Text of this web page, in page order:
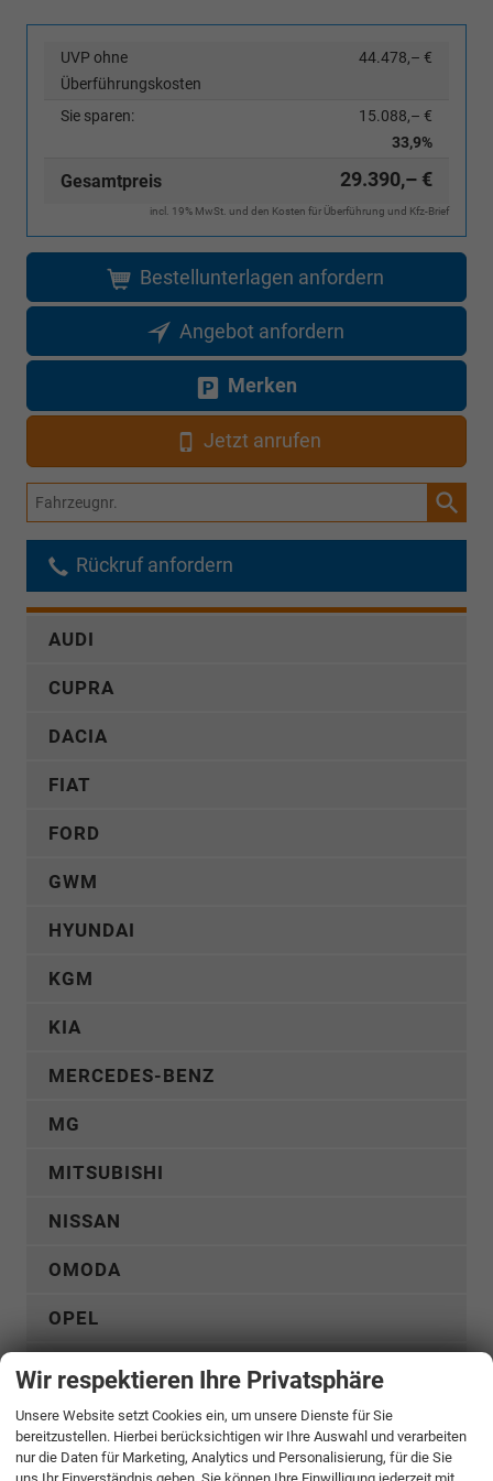
UVP ohne
Überführungskosten
44.478,– €
Sie sparen:
15.088,– €
33,9%
Gesamtpreis 29.390,– €
incl. 19% MwSt. und den Kosten für Überführung und Kfz-Brief
Bestellunterlagen anfordern
Angebot anfordern
Merken
Jetzt anrufen
Fahrzeugnr.
Rückruf anfordern
AUDI
CUPRA
DACIA
FIAT
FORD
GWM
HYUNDAI
KGM
KIA
MERCEDES-BENZ
MG
MITSUBISHI
NISSAN
OMODA
OPEL
PEUGEOT
RENAULT
SEAT
Wir respektieren Ihre Privatsphäre
Unsere Website setzt Cookies ein, um unsere Dienste für Sie
bereitzustellen. Hierbei berücksichtigen wir Ihre Auswahl und verarbeiten
nur die Daten für Marketing, Analytics und Personalisierung, für die Sie
uns Ihr Einverständnis geben. Sie können Ihre Einwilligung jederzeit mit